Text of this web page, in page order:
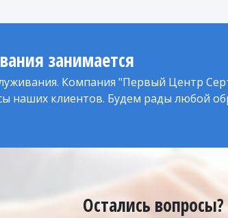
занимается
Компания "Первый Центр
наших клиентов. Будем рады любой
Остались вопросы?